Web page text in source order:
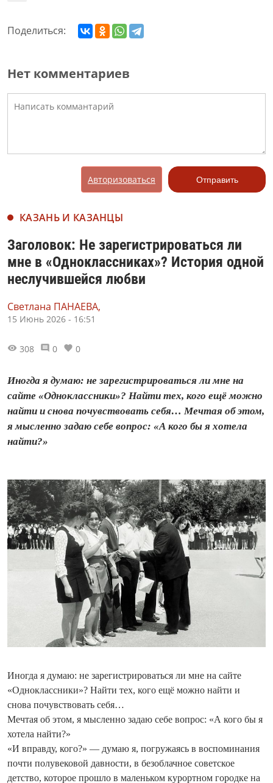
Поделиться:
Нет комментариев
Авторизоваться Отправить
КАЗАНЬ И КАЗАНЦЫ
Заголовок: Не зарегистрироваться ли
мне в «Одноклассниках»? История одной
неслучившейся любви
Светлана ПАНАЕВА,
15 Июнь 2026 - 16:51
308 0 0
Иногда я думаю: не зарегистрироваться ли мне на
сайте «Одноклассники»? Найти тех, кого ещё можно
найти и снова почувствовать себя… Мечтая об этом,
я мысленно задаю себе вопрос: «А кого бы я хотела
найти?»
Иногда я думаю: не зарегистрироваться ли мне на сайте
«Одноклассники»? Найти тех, кого ещё можно найти и
снова почувствовать себя…
Мечтая об этом, я мысленно задаю себе вопрос: «А кого бы я
хотела найти?»
«И вправду, кого?» — думаю я, погружаясь в воспоминания
почти полувековой давности, в безоблачное советское
детство, которое прошло в маленьком курортном городке на